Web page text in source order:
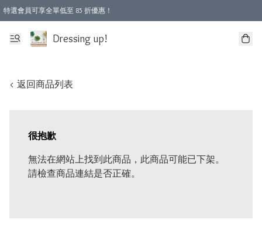
特選會員可享全單低至 85 折優惠！
Dressing up!
< 返回商品列表
很抱歉
無法在網站上找到此商品，此商品可能已下架。
請檢查商品連結是否正確。